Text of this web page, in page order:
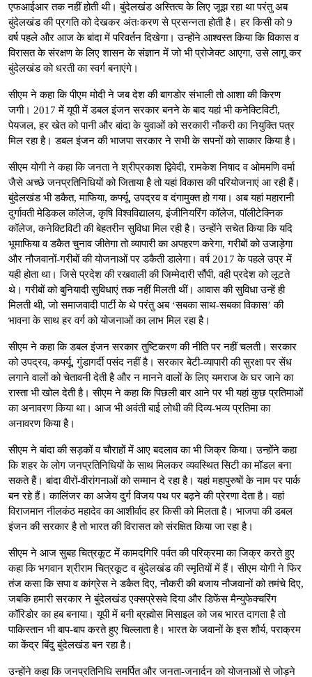
एफआईआर तक नहीं होती थी। बुंदेलखंड अस्तित्व के लिए जूझ रहा था परंतु अब
बुंदेलखंड की प्रगति को देखकर अंतःकरण से प्रसन्नता होती है। हर किसी को 9
वर्ष पहले और आज के बांदा में परिवर्तन दिखेगा। उन्होंने आश्वस्त किया कि विकास व
विरासत के संरक्षण के लिए शासन के संज्ञान में जो भी प्रोजेक्ट आएगा, उसे लागू कर
बुंदेलखंड को धरती का स्वर्ग बनाएंगे।
सीएम ने कहा कि पीएम मोदी ने जब देश की बागडोर संभाली तो आशा की किरण
जगी। 2017 में यूपी में डबल इंजन सरकार बनने के बाद यहां भी कनेक्टिविटी,
पेयजल, हर खेत को पानी और बांदा के युवाओं को सरकारी नौकरी का नियुक्ति पत्र
मिल रहा है। डबल इंजन की भाजपा सरकार ने सभी के सपनों को साकार किया है।
सीएम योगी ने कहा कि जनता ने श्रीप्रकाश द्विवेदी, रामकेश निषाद व ओममणि वर्मा
जैसे अच्छे जनप्रतिनिधियों को जिताया है तो यहां विकास की परियोजनाएं आ रही हैं।
बुंदेलखंड भी डकैत, माफिया, कर्फ्यू, उपद्रव व दंगामुक्त हो गया। अब यहां महारानी
दुर्गावती मेडिकल कॉलेज, कृषि विश्वविद्यालय, इंजीनियरिंग कॉलेज, पॉलीटेक्निक
कॉलेज, कनेक्टिविटी की बेहतरीन सुविधा मिल रही है। उन्होंने सचेत किया कि यदि
भूमाफिया व डकैत चुनाव जीतेगा तो व्यापारी का अपहरण करेगा, गरीबों को उजाड़ेगा
और नौजवानों-गरीबों की योजनाओं पर डकैती डालेगा। वर्ष 2017 के पहले उप्र में
यही होता था। जिसे प्रदेश की रखवाली की जिम्मेदारी सौंपी, वही प्रदेश को लूटते
थे। गरीबों को बुनियादी सुविधाएं तक नहीं मिलती थीं। आवास की सुविधा उन्हें ही
मिलती थी, जो समाजवादी पार्टी के थे परंतु अब ‘सबका साथ-सबका विकास’ की
भावना के साथ हर वर्ग को योजनाओं का लाभ मिल रहा है।
सीएम ने कहा कि डबल इंजन सरकार तुष्टिकरण की नीति पर नहीं चलती। सरकार
को उपद्रव, कर्फ्यू, गुंडागर्दी पसंद नहीं है। सरकार बेटी-व्यापारी की सुरक्षा पर सेंध
लगाने वालों को चेतावनी देती है और न मानने वालों के लिए यमराज के घर जाने का
रास्ता भी खोल देती है। सीएम ने कहा कि पिछली बार आने पर भी यहां कुछ प्रतिमाओं
का अनावरण किया था। आज भी अवंती बाई लोधी की दिव्य-भव्य प्रतिमा का
अनावरण किया है।
सीएम ने बांदा की सड़कों व चौराहों में आए बदलाव का भी जिक्र किया। उन्होंने कहा
कि शहर के लोग जनप्रतिनिधियों के साथ मिलकर व्यवस्थित सिटी का मॉडल बना
सकते हैं। बांदा वीरों-वीरांगनाओं को सम्मान दे रहा है। यहां महापुरुषों के नाम पर पार्क
बन रहे हैं। कालिंजर का अजेय दुर्ग विजय पथ पर बढ़ने की प्रेरणा देता है। वहां
विराजमान नीलकंठ महादेव का आशीर्वाद हर किसी को मिलता है। भाजपा की डबल
इंजन की सरकार है तो भारत की विरासत को संरक्षित किया जा रहा है।
सीएम ने आज सुबह चित्रकूट में कामदगिरि पर्वत की परिक्रमा का जिक्र करते हुए
कहा कि भगवान श्रीराम चित्रकूट व बुंदेलखंड की स्मृतियों में हैं। सीएम योगी ने फिर
तंज कसा कि सपा व कांग्रेस ने डकैत दिए, नौकरी की बजाय नौजवानों को तमंचे दिए,
जबकि हमारी सरकार ने बुंदेलखंड एक्सप्रेसवे दिया और डिफेंस मैन्युफेक्चरिंग
कॉरिडोर का हब बनाया। यूपी में बनी ब्रह्मोस मिसाइल को जब भारत दागता है तो
पाकिस्तान भी बाप-बाप करते हुए चिल्लाता है। भारत के जवानों के इस शौर्य, पराक्रम
का केंद्र बिंदु बुंदेलखंड बन रहा है।
उन्होंने कहा कि जनप्रतिनिधि समर्पित और जनता-जनार्दन को योजनाओं से जोड़ने